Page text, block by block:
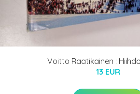
Voitto Raatikainen :
13 EUR